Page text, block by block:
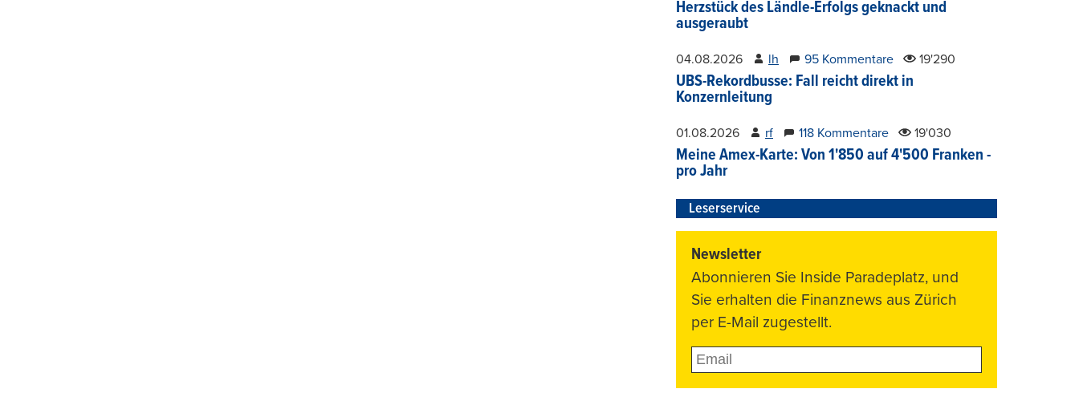
Herzstück des Ländle-Erfolgs geknackt und
ausgeraubt
04.08.2026 lh 95 Kommentare 19'290
UBS-Rekordbusse: Fall reicht direkt in
Konzernleitung
01.08.2026 rf 118 Kommentare 19'030
Meine Amex-Karte: Von 1'850 auf 4'500 Franken -
pro Jahr
Leserservice
Newsletter
Abonnieren Sie Inside Paradeplatz, und
Sie erhalten die Finanznews aus Zürich
per E-Mail zugestellt.